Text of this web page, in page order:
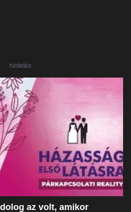
hirdetés
az volt, amikor